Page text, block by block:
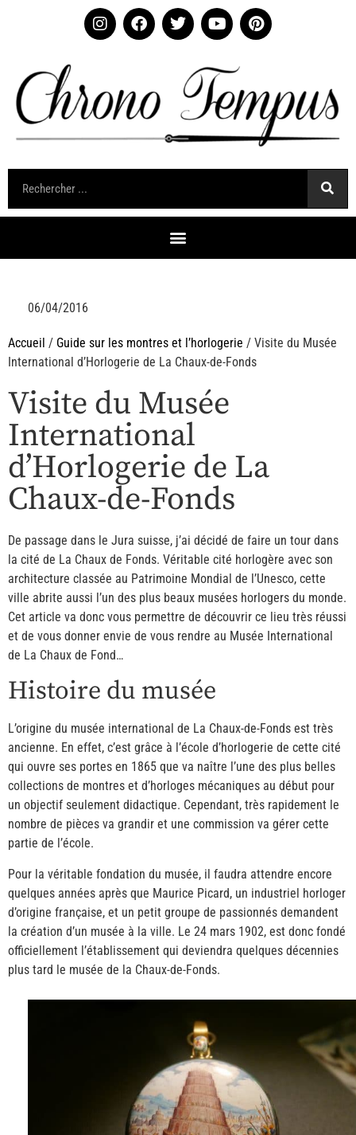
06/04/2016
Accueil / Guide sur les montres et l’horlogerie / Visite du Musée
International d’Horlogerie de La Chaux-de-Fonds
Visite du Musée
International
d’Horlogerie de La
Chaux-de-Fonds
De passage dans le Jura suisse, j’ai décidé de faire un tour dans
la cité de La Chaux de Fonds. Véritable cité horlogère avec son
architecture classée au Patrimoine Mondial de l’Unesco, cette
ville abrite aussi l’un des plus beaux musées horlogers du monde.
Cet article va donc vous permettre de découvrir ce lieu très réussi
et de vous donner envie de vous rendre au Musée International
de La Chaux de Fond…
Histoire du musée
L’origine du musée international de La Chaux-de-Fonds est très
ancienne. En effet, c’est grâce à l’école d’horlogerie de cette cité
qui ouvre ses portes en 1865 que va naître l’une des plus belles
collections de montres et d’horloges mécaniques au début pour
un objectif seulement didactique. Cependant, très rapidement le
nombre de pièces va grandir et une commission va gérer cette
partie de l’école.
Pour la véritable fondation du musée, il faudra attendre encore
quelques années après que Maurice Picard, un industriel horloger
d’origine française, et un petit groupe de passionnés demandent
la création d’un musée à la ville. Le 24 mars 1902, est donc fondé
officiellement l’établissement qui deviendra quelques décennies
plus tard le musée de la Chaux-de-Fonds.